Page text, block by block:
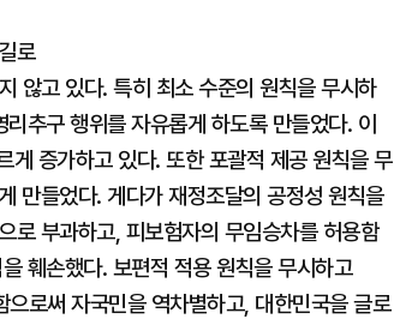
로
않고 있다. 특히 최소 수준의 원칙을 무시하
추구 행위를 자유롭게 하도록 만들었다. 이
게 증가하고 있다. 또한 포괄적 제공 원칙을 무
만들었다. 게다가 재정조달의 공정성 원칙을
로 부과하고, 피보험자의 무임승차를 허용함
훼손했다. 보편적 적용 원칙을 무시하고
로써 자국민을 역차별하고, 대한민국을 글로